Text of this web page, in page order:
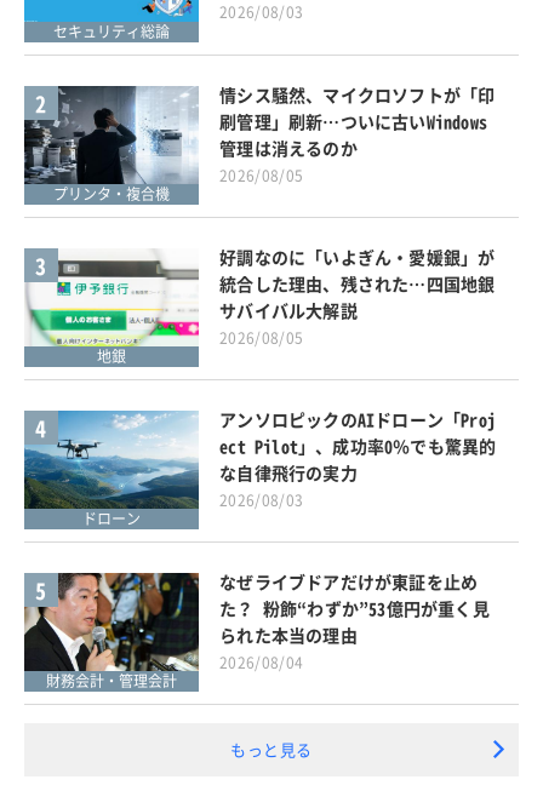
セキュリティ総論
2026/08/03
2
プリンタ・複合機
情シス騒然、マイクロソフトが「印
刷管理」刷新…ついに古いWindows
管理は消えるのか
2026/08/05
3
地銀
好調なのに「いよぎん・愛媛銀」が
統合した理由、残された…四国地銀
サバイバル大解説
2026/08/05
4
ドローン
アンソロピックのAIドローン「Proj
ect Pilot」、成功率0％でも驚異的
な自律飛行の実力
2026/08/03
5
財務会計・管理会計
なぜライブドアだけが東証を止め
た？ 粉飾“わずか”53億円が重く見
られた本当の理由
2026/08/04
もっと見る